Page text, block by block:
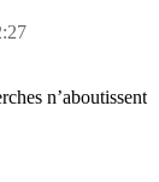
n’aboutissent